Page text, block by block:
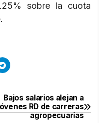
sobre la cuota
Bajos salarios alejan a
RD de carreras
agropecuarias